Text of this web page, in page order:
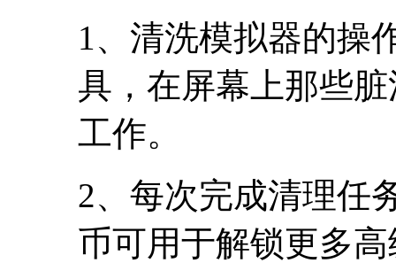
1、清洗模拟器的操
具，在屏幕上那些
工作。
2、每次完成清理任
币可用于解锁更多